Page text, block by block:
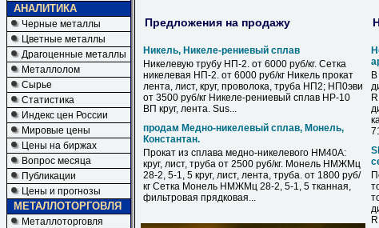
АНАЛИТИКА
Черные металлы
Цветные металлы
Драгоценные металлы
Металлолом
Сырье
Статистика
Индекс цен России
Мировые цены
Цены на биржах
Вопрос месяца
Публикации
Цены и прогнозы
МЕТАЛЛОТОРГОВЛЯ
Металлоторговля
Предложения на продажу
Никель, Никеле-рениевый сплав
Никелевую трубу НП-2. от 6000 руб/кг. Сетка
никелевая НП-2. от 6000 руб/кг Никель прокат
лента, лист, круг, проволока, труба НП2; НП0эви
от 3500 руб/кг Никеле-рениевый сплав НР-10
ВП круг, лента. Sus...
продам Медно-никелевый сплав, Монель,
Константан.
Прокат из сплава медно-никелевого НМ40А:
круг, лист, труба от 2500 руб/кг. Монель НМЖМц
28-2, 5-1, 5 круг, лист, лента, труба. от 1800 руб/
кг Сетка Монель НМЖМц 28-2, 5-1, 5 тканная,
фильтровая прядковая...
В